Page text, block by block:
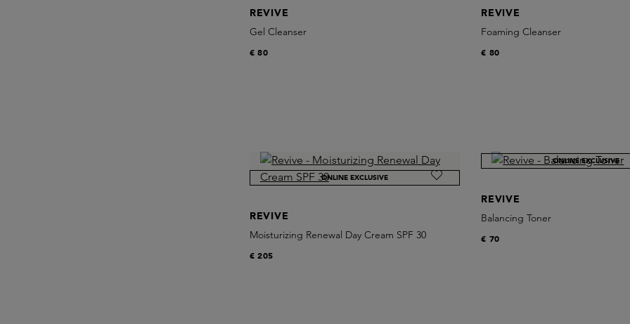
REVIVE
Gel Cleanser
€ 80
REVIVE
Foaming Cleanser
€ 80
ONLINE EXCLUSIVE
REVIVE
Moisturizing Renewal Day Cream SPF 30
€ 205
ONLINE EXCLUSIVE
REVIVE
Balancing Toner
€ 70